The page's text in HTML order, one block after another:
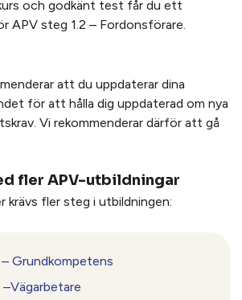
och godkänt test får du ett
APV steg 1.2 – Fordonsförare.
att du uppdaterar dina
för att hålla dig uppdaterad om nya
Vi rekommenderar därför att gå
fler APV-utbildningar
krävs fler steg i utbildningen:
Grundkompetens